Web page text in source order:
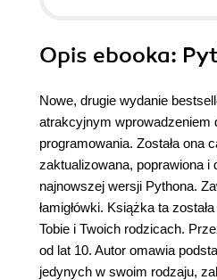
Opis ebooka:
Nowe, drugie wydanie
atrakcyjnym wprowadzeniem
programowania. Została ona
zaktualizowana, poprawiona i
najnowszej wersji Pythona.
łamigłówki. Książka ta
Tobie i Twoich rodzicach.
od lat 10. Autor omawia
jedynych w swoim rodzaju,